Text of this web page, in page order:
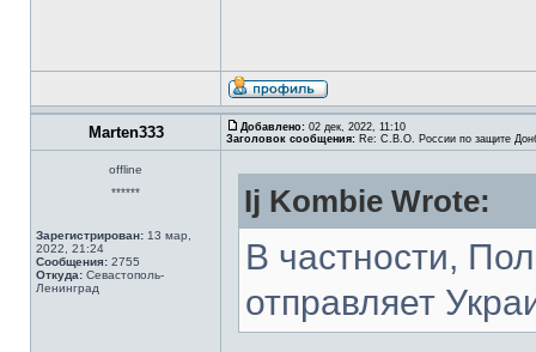
Marten333 Добавлено: 02 дек, 2022, 11:10
Заголовок сообщения: Re: С.В.О. России по защите
offline
******
Зарегистрирован: 13 мар,
2022, 21:24
Сообщения: 2755
Откуда: Севастополь-
Ленинград
Ij Kombie Wrote:
В частности,
отправляет